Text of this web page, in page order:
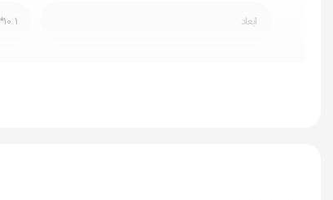
ابعاد 10.1*20*7.5 سانتی متر